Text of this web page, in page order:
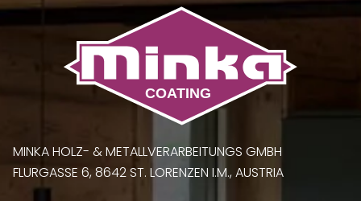
MINKA HOLZ- & METALLVERARBEITUNGS GMBH
FLURGASSE 6, 8642 ST. LORENZEN I.M., AUSTRIA